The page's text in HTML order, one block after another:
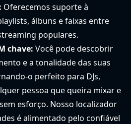
Oferecemos suporte à
álbuns e faixas entre
populares.
chave: Você pode descobrir
e a tonalidade das suas
o perfeito para DJs,
pessoa que queira mixar e
esforço. Nosso localizador
é alimentado pelo confiável